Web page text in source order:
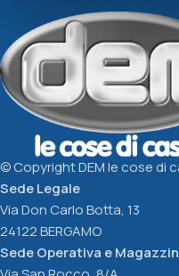
Aggiungi Al Carrello
© Copyright DEM le cose di
Sede Legale
Via Don Carlo Botta, 13
24122 BERGAMO
Sede Operativa e